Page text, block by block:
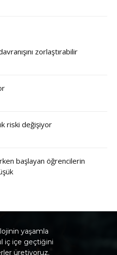
zorlaştırabilir
riski değişiyor
başlayan öğrencilerin
yaşamla
iç içe geçtiğini
üretiyoruz.